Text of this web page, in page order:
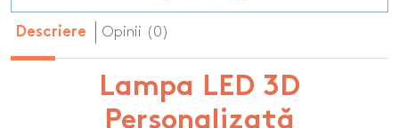
Descriere Opinii (0)
Lampa LED 3D
Personalizată